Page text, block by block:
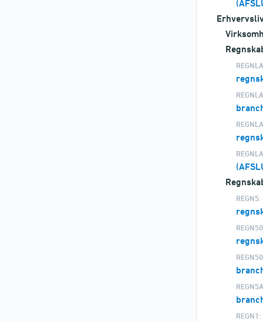
REGN5:
REGN1: